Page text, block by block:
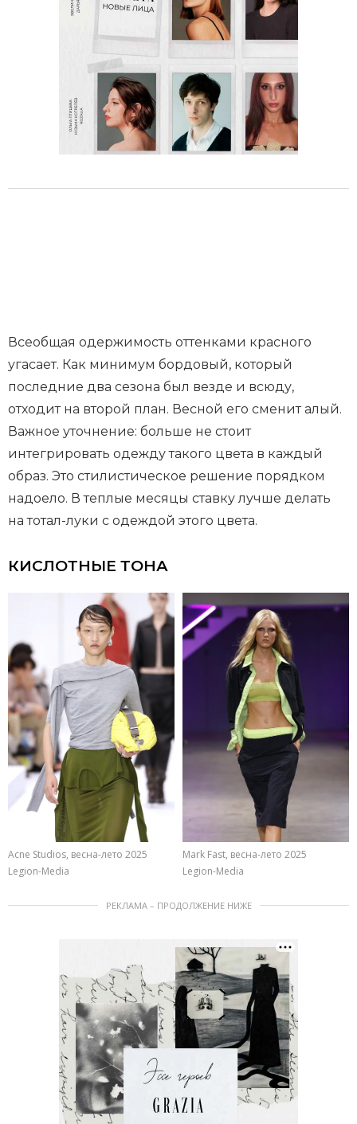
Всеобщая одержимость оттенками красного
угасает. Как минимум бордовый, который
последние два сезона был везде и всюду,
отходит на второй план. Весной его сменит алый.
Важное уточнение: больше не стоит
интегрировать одежду такого цвета в каждый
образ. Это стилистическое решение порядком
надоело. В теплые месяцы ставку лучше делать
на тотал-луки с одеждой этого цвета.
КИСЛОТНЫЕ ТОНА
Acne Studios, весна-лето 2025
Legion-Media
Mark Fast, весна-лето 2025
Legion-Media
РЕКЛАМА – ПРОДОЛЖЕНИЕ НИЖЕ